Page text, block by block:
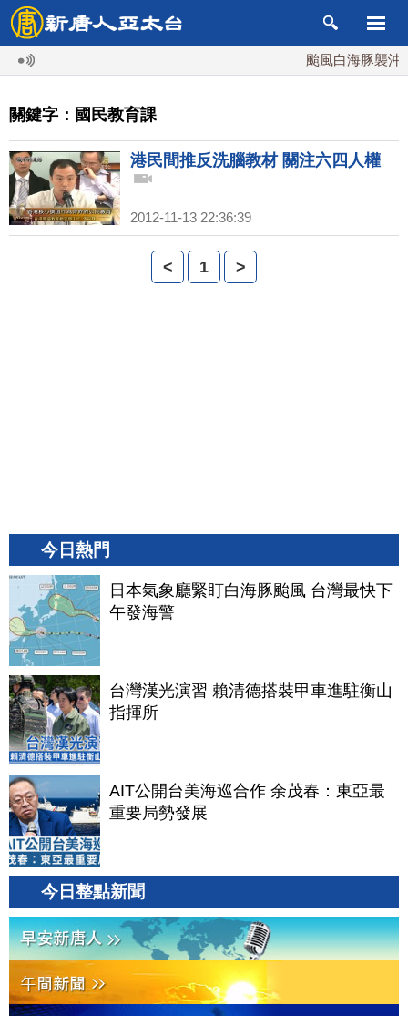
颱風白海豚襲沖
關鍵字：國民教育課
港民間推反洗腦教材 關注六四人權
2012-11-13 22:36:39
< 1 >
今日熱門
日本氣象廳緊盯白海豚颱風 台灣最快下
午發海警
台灣漢光演習 賴清德搭裝甲車進駐衡山
指揮所
AIT公開台美海巡合作 余茂春：東亞最
重要局勢發展
今日整點新聞